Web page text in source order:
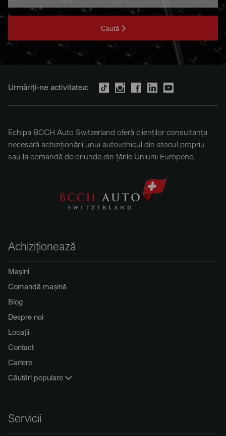
Caută
Urmăriți-ne activitatea:
Echipa BCCH Auto Switzerland oferă clienților consultanța
necesară achiziționării unui autovehicul din stocul propriu
sau la comandă de oriunde din țările Uniunii Europene.
Achiziționează
Mașini
Comandă mașină
Blog
Despre noi
Locații
Contact
Cariere
Căutări populare
Servicii